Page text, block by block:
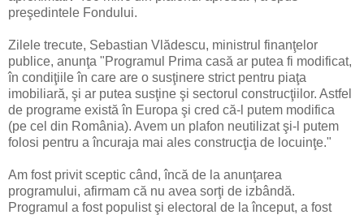
preşedintele Fondului.
Zilele trecute, Sebastian Vlădescu, ministrul finanţelor
publice, anunţa "Programul Prima casă ar putea fi modificat,
în condiţiile în care are o susţinere strict pentru piaţa
imobiliară, şi ar putea susţine şi sectorul construcţiilor. Astfel
de programe există în Europa şi cred că-l putem modifica
(pe cel din România). Avem un plafon neutilizat şi-l putem
folosi pentru a încuraja mai ales construcţia de locuinţe."
Am fost privit sceptic când, încă de la anunţarea
programului, afirmam că nu avea sorţi de izbândă.
Programul a fost populist şi electoral de la început, a fost